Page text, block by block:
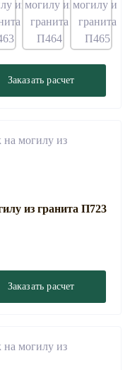
Заказать расчет
из гранита П723
Заказать расчет